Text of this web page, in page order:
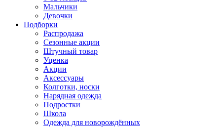
Мальчики
Девочки
Подборки
Распродажа
Сезонные акции
Штучный товар
Уценка
Акции
Аксессуары
Колготки, носки
Нарядная одежда
Подростки
Школа
Одежда для новорождённых